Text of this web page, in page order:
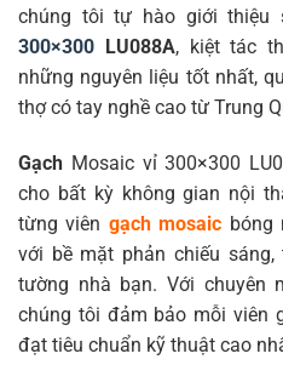
chúng tôi tự hào giới thiệu
300×300 LU088A, kiệt tác
những nguyên liệu tốt nhất,
thợ có tay nghề cao từ Trung
Gạch Mosaic vỉ 300×300
cho bất kỳ không gian nội
từng viên gạch mosaic bóng
với bề mặt phản chiếu
tường nhà bạn. Với chuyên
chúng tôi đảm bảo mỗi viên
đạt tiêu chuẩn kỹ thuật cao